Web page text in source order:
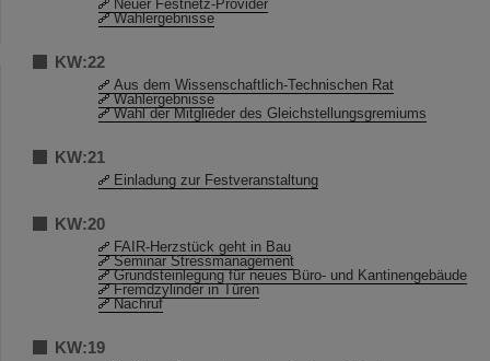
Neuer Festnetz-Provider
Wahlergebnisse
KW:22
Aus dem Wissenschaftlich-Technischen Rat
Wahlergebnisse
Wahl der Mitglieder des Gleichstellungsgremiums
KW:21
Einladung zur Festveranstaltung
KW:20
FAIR-Herzstück geht in Bau
Seminar Stressmanagement
Grundsteinlegung für neues Büro- und Kantinengebäude
Fremdzylinder in Türen
Nachruf
KW:19